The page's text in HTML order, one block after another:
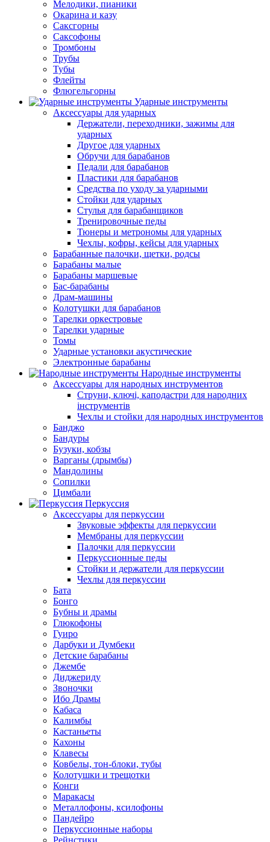
Мелодики, пианики
Окарина и казу
Саксгорны
Саксофоны
Тромбоны
Трубы
Тубы
Флейты
Флюгельгорны
Ударные инструменты
Аксессуары для ударных
Держатели, переходники, зажимы для
ударных
Другое для ударных
Обручи для барабанов
Педали для барабанов
Пластики для барабанов
Средства по уходу за ударными
Стойки для ударных
Стулья для барабанщиков
Тренировочные педы
Тюнеры и метрономы для ударных
Чехлы, кофры, кейсы для ударных
Барабанные палочки, щетки, родсы
Барабаны малые
Барабаны маршевые
Бас-барабаны
Драм-машины
Колотушки для барабанов
Тарелки оркестровые
Тарелки ударные
Томы
Ударные установки акустические
Электронные барабаны
Народные инструменты
Аксессуары для народных инструментов
Струни, ключі, каподастри для народних
інструментів
Чехлы и стойки для народных инструментов
Банджо
Бандуры
Бузуки, кобзы
Варганы (дрымбы)
Мандолины
Сопилки
Цимбали
Перкуссия
Аксессуары для перкуссии
Звуковые эффекты для перкуссии
Мембраны для перкуссии
Палочки для перкуссии
Перкуссионные педы
Стойки и держатели для перкуссии
Чехлы для перкуссии
Бата
Бонго
Бубны и драмы
Глюкофоны
Гуиро
Дарбуки и Думбеки
Детские барабаны
Джембе
Диджериду
Звоночки
Ибо Драмы
Кабаса
Калимбы
Кастаньеты
Кахоны
Клавесы
Ковбелы, тон-блоки, тубы
Колотушки и трещотки
Конги
Маракасы
Металлофоны, ксилофоны
Пандейро
Перкуссионные наборы
Рейнстики